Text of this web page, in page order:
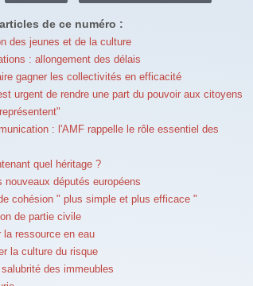
de ce numéro :
des jeunes et de la culture
: allongement des délais
gagner les collectivités en efficacité
urgent de rendre une part du pouvoir aux citoyens
: l'AMF rappelle le rôle essentiel des
quel héritage ?
nouveaux députés européens
cohésion " plus simple et plus efficace "
de partie civile
ressource en eau
la culture du risque
des immeubles